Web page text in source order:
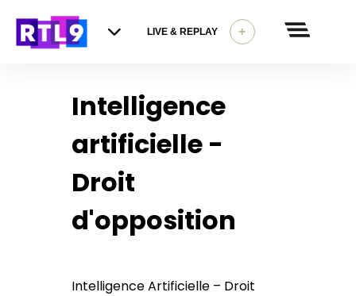
LIVE & REPLAY +
Intelligence
artificielle -
Droit
d'opposition
Intelligence Artificielle – Droit